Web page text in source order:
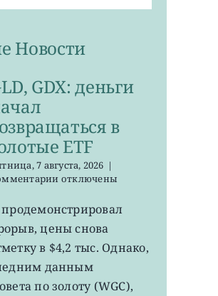
Новости
GDX: деньги
в
ETF
7 августа, 2026 |
к
GLD,
GDX:
деньги
начал
в
золотые
отключены
цены снова
в $4,2 тыс. Однако,
данным
по золоту (WGC),